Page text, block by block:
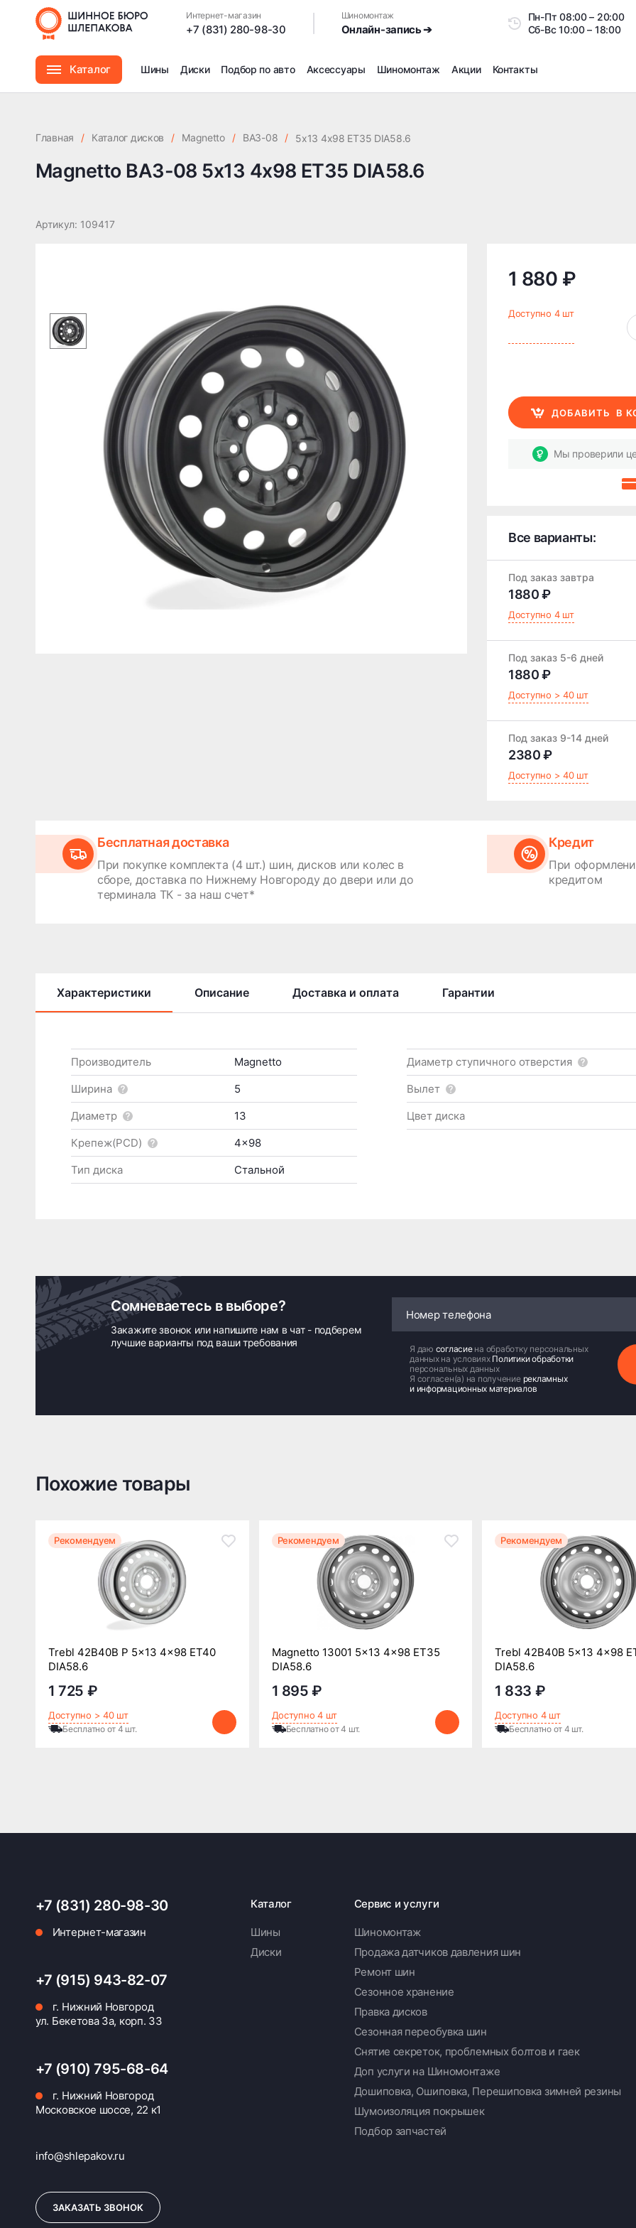
Интернет-магазин
+7 (831) 280-98-30
Шиномонтаж
Онлайн-запись ➔
Пн-Пт08:00 – 20:00
Сб-Вс10:00 – 18:00
Каталог Шины Диски Подбор по авто Аксессуары Шиномонтаж
Сезонное хранение
Дошиповка, Ошиповка, Перешиповка зимней резины
Акции Контакты
Magnetto ВАЗ-08 5x13 4x98 ET35 DIA58.6
Главная / Каталог дисков / Magnetto / ВАЗ-08 / 5x13 4x98 ET35 DIA58.6
Magnetto ВАЗ-08 5x13 4x98 ET35 DIA58.6
Артикул: 109417
1 880 ₽
Доступно 4 шт
ДОБАВИТЬ В
Мы проверили
Все варианты:
Под заказ завтра
1880 ₽
Доступно 4 шт
Под заказ 5-6 дней
1880 ₽
Доступно > 40 шт
Под заказ 9-14 дней
2380 ₽
Доступно > 40 шт
Бесплатная доставка
При покупке комплекта (4 шт.) шин, дисков или колес в
сборе, доставка по Нижнему Новгороду до двери или до
терминала ТК - за наш счет*
Кредит
При
кредитом
Характеристики Описание Доставка и оплата Гарантии
Производитель
Magnetto
Ширина
5
Диаметр
13
Крепеж(PCD)
4x98
Тип диска
Стальной
Диаметр ступичного отверстия
Вылет
Цвет диска
Сомневаетесь в выборе?
Закажите звонок или напишите нам в чат - подберем
лучшие варианты под ваши требования
Я даю согласие на обработку персональных
данных на условиях Политики обработки
персональных данных
Я согласен(а) на получение рекламных
и информационных материалов
Похожие товары
Рекомендуем
Trebl 42B40B P 5x13 4x98 ET40
DIA58.6
1 725 ₽
Доступно > 40 шт
Бесплатно от 4 шт.
Рекомендуем
Magnetto 13001 5x13 4x98 ET35
DIA58.6
1 895 ₽
Доступно 4 шт
Бесплатно от 4 шт.
Рекомендуем
Trebl 42B40B 5x13 4x98
DIA58.6
1 833 ₽
Доступно 4 шт
Бесплатно от 4 шт.
+7 (831) 280-98-30
Интернет-магазин
+7 (915) 943-82-07
г. Нижний Новгород
ул. Бекетова 3а, корп. 33
+7 (910) 795-68-64
г. Нижний Новгород
Московское шоссе, 22 к1
info@shlepakov.ru
ЗАКАЗАТЬ ЗВОНОК
Каталог
Шины
Диски
Сервис и услуги
Шиномонтаж
Продажа датчиков давления шин
Ремонт шин
Сезонное хранение
Правка дисков
Сезонная переобувка шин
Снятие секреток, проблемных болтов и гаек
Доп услуги на Шиномонтаже
Дошиповка, Ошиповка, Перешиповка зимней резины
Шумоизоляция покрышек
Подбор запчастей